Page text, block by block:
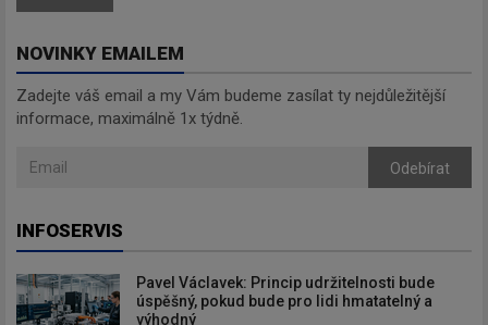
NOVINKY EMAILEM
Zadejte váš email a my Vám budeme zasílat ty nejdůležitější
informace, maximálně 1x týdně.
Odebírat
INFOSERVIS
Pavel Václavek: Princip udržitelnosti bude
úspěšný, pokud bude pro lidi hmatatelný a
výhodný